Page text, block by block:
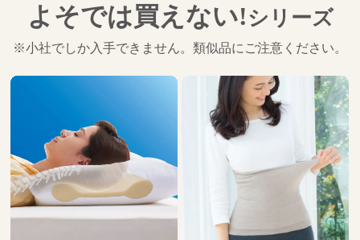
よそでは買えない!シリーズ
※小社でしか入手できません。類似品にご注意ください。